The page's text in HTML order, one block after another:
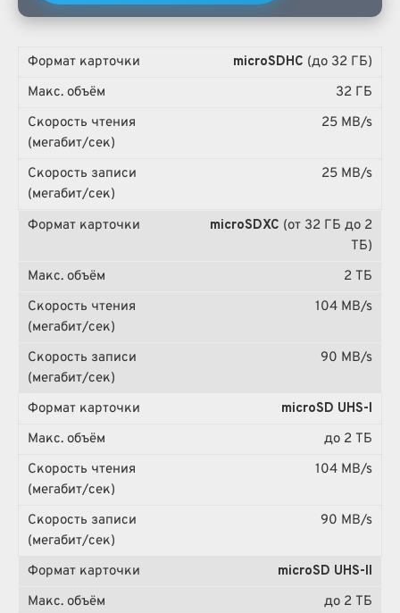
microSDHC (до 32 ГБ)
32 ГБ
25 MB/s
25 MB/s
microSDXC (от 32 ГБ до 2
ТБ)
2 ТБ
104 MB/s
90 MB/s
microSD UHS-I
до 2 ТБ
104 MB/s
90 MB/s
microSD UHS-II
до 2 ТБ